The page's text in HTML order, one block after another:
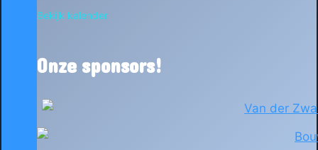
Bekijk kalender
Onze sponsors!